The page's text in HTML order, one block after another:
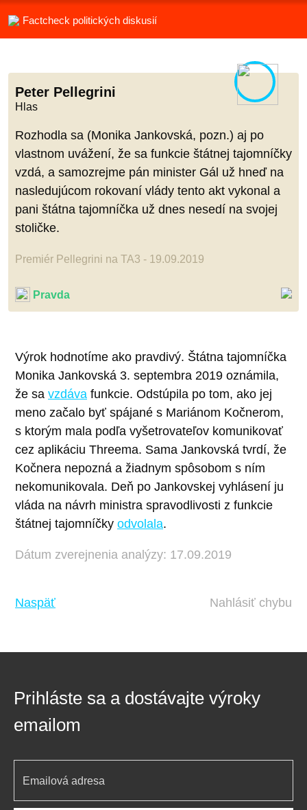
Factcheck politických diskusií
Peter Pellegrini
Hlas
Rozhodla sa (Monika Jankovská, pozn.) aj po
vlastnom uvážení, že sa funkcie štátnej tajomníčky
vzdá, a samozrejme pán minister Gál už hneď na
nasledujúcom rokovaní vlády tento akt vykonal a
pani štátna tajomníčka už dnes nesedí na svojej
stoličke.
Premiér Pellegrini na TA3 - 19.09.2019
Pravda
Výrok hodnotíme ako pravdivý. Štátna tajomníčka
Monika Jankovská 3. septembra 2019 oznámila,
že sa vzdáva funkcie. Odstúpila po tom, ako jej
meno začalo byť spájané s Mariánom Kočnerom,
s ktorým mala podľa vyšetrovateľov komunikovať
cez aplikáciu Threema. Sama Jankovská tvrdí, že
Kočnera nepozná a žiadnym spôsobom s ním
nekomunikovala. Deň po Jankovskej vyhlásení ju
vláda na návrh ministra spravodlivosti z funkcie
štátnej tajomníčky odvolala.
Dátum zverejnenia analýzy: 17.09.2019
Naspäť Nahlásiť chybu
Prihláste sa a dostávajte výroky
emailom